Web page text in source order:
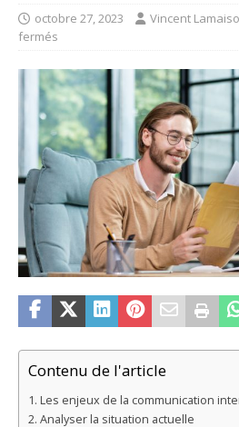
octobre 27, 2023 Vincent
fermés
Contenu de l'article
Les enjeux de la communication
Analyser la situation actuelle